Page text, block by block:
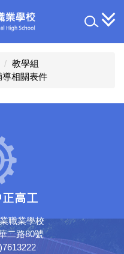
教學組
相關表件
職業學校
二路80號